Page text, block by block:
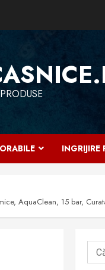
INGRIJIRE
AquaClean, 15 bar,